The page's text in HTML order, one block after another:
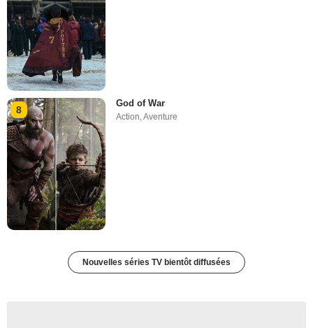
8
God of War
Action,Aventure
Nouvelles séries TV bientôt diffusées